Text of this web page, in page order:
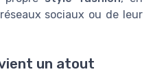
sociaux ou de leur
un atout